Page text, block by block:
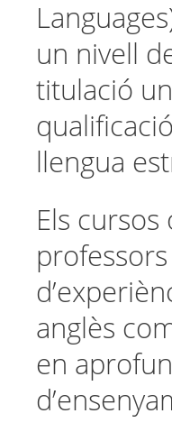
un nivell
titulació
llengua
Els cursos
anglès
en